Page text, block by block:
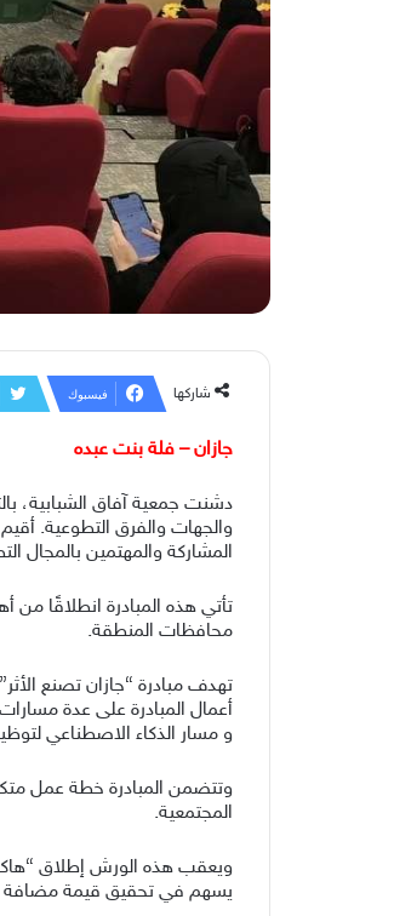
شاركها فيسبوك
جازان – فلة بنت عبده
دشنت جمعية آفاق الشبابية،
والجهات والفرق التطوعية.
المشاركة والمهتمين بالمجال
تأتي هذه المبادرة انطلاقًا
محافظات المنطقة.
تهدف مبادرة “جازان تصنع
أعمال المبادرة على عدة
و مسار الذكاء الاصطناعي
وتتضمن المبادرة خطة عمل
المجتمعية.
ويعقب هذه الورش إطلاق
يسهم في تحقيق قيمة مضافة